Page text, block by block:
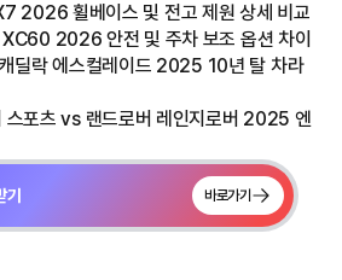
2026 휠베이스 및 전고 제원 상세 비교
2026 안전 및 주차 보조 옵션 차이
딜락 에스컬레이드 2025 10년 탈 차라
스포츠 vs 랜드로버 레인지로버 2025 엔
바로가기